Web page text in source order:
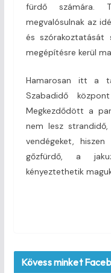
fürdő számára.
megvalósulnak az
és szórakoztatását
megépítésre kerül
Hamarosan itt a
Szabadidő
Megkezdődött a
nem lesz
vendégeket,
gőzfürdő, a
kényeztethetik
Kövess minket